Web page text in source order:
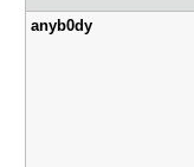
anyb0dy